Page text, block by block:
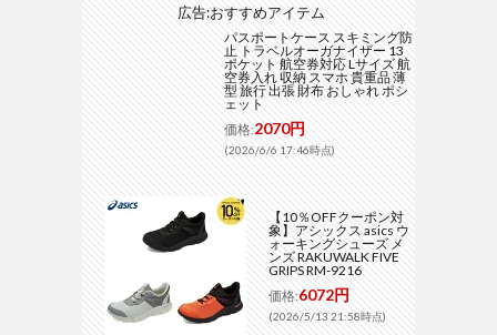
広告:おすすめアイテム
パスポートケース スキミング防
止 トラベルオーガナイザー 13
ポケット 航空券対応 Lサイズ 航
空券入れ 収納 スマホ 貴重品 薄
型 旅行 出張 財布 おしゃれ ポシ
ェット
価格:2070円
(2026/6/6 17:46時点)
【10％OFFクーポン対
象】アシックス asics ウ
ォーキングシューズ メ
ンズ RAKUWALK FIVE
GRIPS RM-9216
価格:6072円
(2026/5/13 21:58時点)